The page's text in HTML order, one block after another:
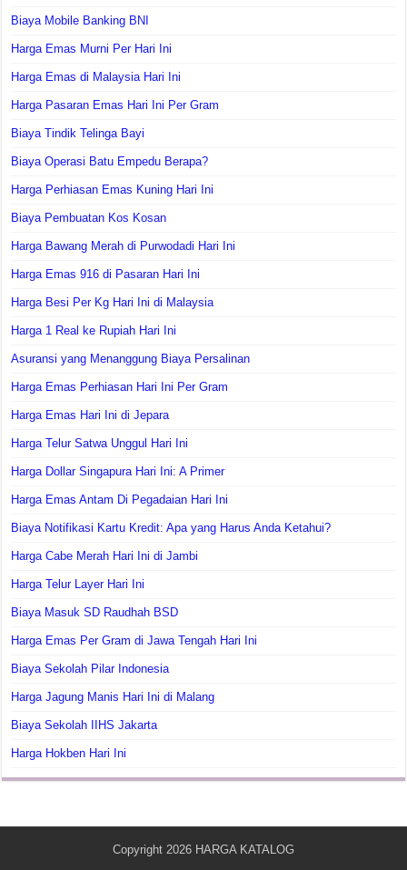
Biaya Mobile Banking BNI
Harga Emas Murni Per Hari Ini
Harga Emas di Malaysia Hari Ini
Harga Pasaran Emas Hari Ini Per Gram
Biaya Tindik Telinga Bayi
Biaya Operasi Batu Empedu Berapa?
Harga Perhiasan Emas Kuning Hari Ini
Biaya Pembuatan Kos Kosan
Harga Bawang Merah di Purwodadi Hari Ini
Harga Emas 916 di Pasaran Hari Ini
Harga Besi Per Kg Hari Ini di Malaysia
Harga 1 Real ke Rupiah Hari Ini
Asuransi yang Menanggung Biaya Persalinan
Harga Emas Perhiasan Hari Ini Per Gram
Harga Emas Hari Ini di Jepara
Harga Telur Satwa Unggul Hari Ini
Harga Dollar Singapura Hari Ini: A Primer
Harga Emas Antam Di Pegadaian Hari Ini
Biaya Notifikasi Kartu Kredit: Apa yang Harus Anda Ketahui?
Harga Cabe Merah Hari Ini di Jambi
Harga Telur Layer Hari Ini
Biaya Masuk SD Raudhah BSD
Harga Emas Per Gram di Jawa Tengah Hari Ini
Biaya Sekolah Pilar Indonesia
Harga Jagung Manis Hari Ini di Malang
Biaya Sekolah IIHS Jakarta
Harga Hokben Hari Ini
Copyright 2026 HARGA KATALOG